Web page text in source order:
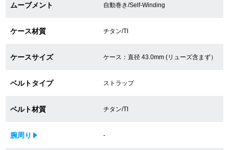
店舗取り寄せサービス
買取・下取りをご希望の方
買取・下取りはこちら
買取専門サロン
ムーブメント 自動巻き/Self-Winding
ケース材質 チタン/TI
ケースサイズ ケース：直径 43.0mm (リューズ含まず）
ベルトタイプ ストラップ
ベルト材質 チタン/TI
腕周り -